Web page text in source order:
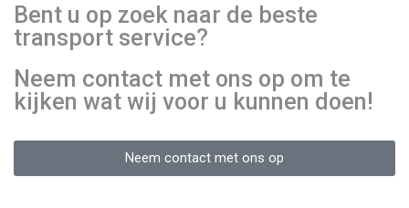
Bent u op zoek naar de beste
transport service?
Neem contact met ons op om te
kijken wat wij voor u kunnen doen!
Neem contact met ons op